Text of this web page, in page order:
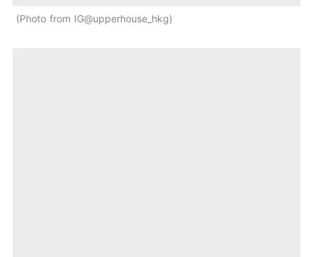
Photo from IG@upperhouse_hkg